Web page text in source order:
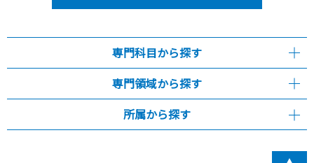
専門科目から探す
専門領域から探す
所属から探す